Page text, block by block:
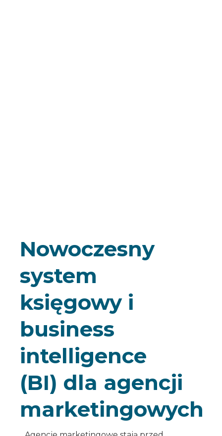
Nowoczesny
system
księgowy i
business
intelligence
(BI) dla agencji
marketingowych